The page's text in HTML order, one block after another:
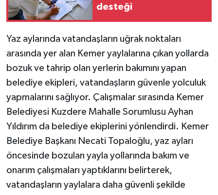
desteği
Yaz aylarında vatandaşların uğrak noktaları
arasında yer alan Kemer yaylalarına çıkan yollarda
bozuk ve tahrip olan yerlerin bakımını yapan
belediye ekipleri, vatandaşların güvenle yolculuk
yapmalarını sağlıyor. Çalışmalar sırasında Kemer
Belediyesi Kuzdere Mahalle Sorumlusu Ayhan
Yıldırım da belediye ekiplerini yönlendirdi. Kemer
Belediye Başkanı Necati Topaloğlu, yaz ayları
öncesinde bozulan yayla yollarında bakım ve
onarım çalışmaları yaptıklarını belirterek,
vatandaşların yaylalara daha güvenli şekilde